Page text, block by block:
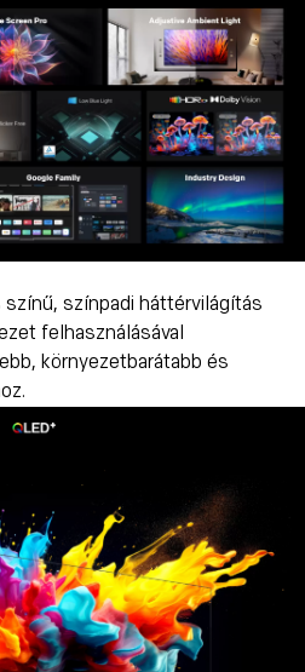
színpadi háttérvilágítás
felhasználásával
környezetbarátabb és